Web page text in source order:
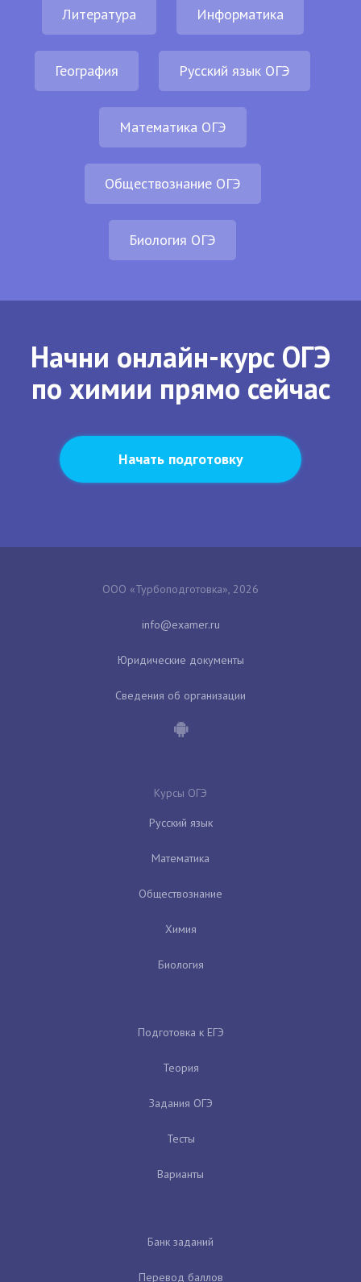
Литература Информатика
География Русский язык ОГЭ
Математика ОГЭ
Обществознание ОГЭ
Биология ОГЭ
Начни онлайн-курс ОГЭ
по химии прямо сейчас
Начать подготовку
ООО «Турбоподготовка», 2026
Юридические документы
Сведения об организации
Курсы ОГЭ
Русский язык
Математика
Обществознание
Химия
Биология
Подготовка к ЕГЭ
Теория
Задания ОГЭ
Тесты
Варианты
Банк заданий
Перевод баллов